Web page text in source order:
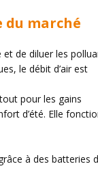
marché
et de diluer les
le débit d’air est
pour les gains
d’été. Elle
à des batteries